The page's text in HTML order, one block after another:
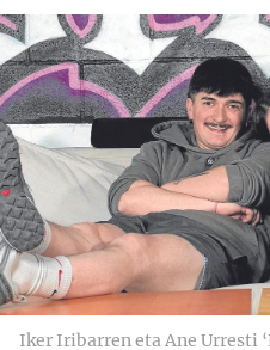
Iker Iribarren eta Ane Urresti